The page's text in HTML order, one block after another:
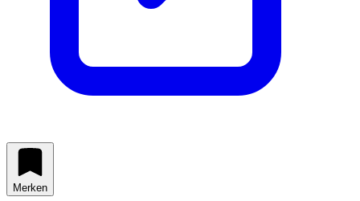
Merken